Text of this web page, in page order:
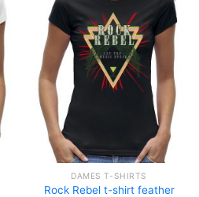
DAMES T-SHIRTS
Rock Rebel t-shirt feather